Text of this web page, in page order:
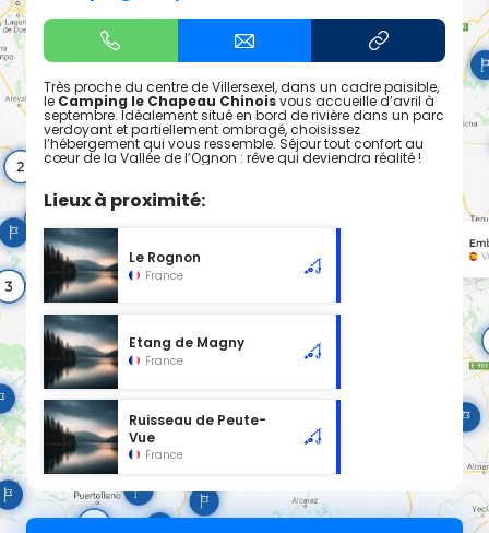
Très proche du centre de Villersexel, dans un cadre paisible,
le Camping le Chapeau Chinoisvous accueille d’avril à
septembre. Idéalement situé en bord de rivière dans un parc
verdoyant et partiellement ombragé, choisissez
l’hébergement qui vous ressemble. Séjour tout confort au
cœur de la Vallée de l’Ognon : rêve qui deviendra réalité !
Lieux à proximité:
Le Rognon
France
Etang de Magny
France
Ruisseau de Peute-
Vue
France